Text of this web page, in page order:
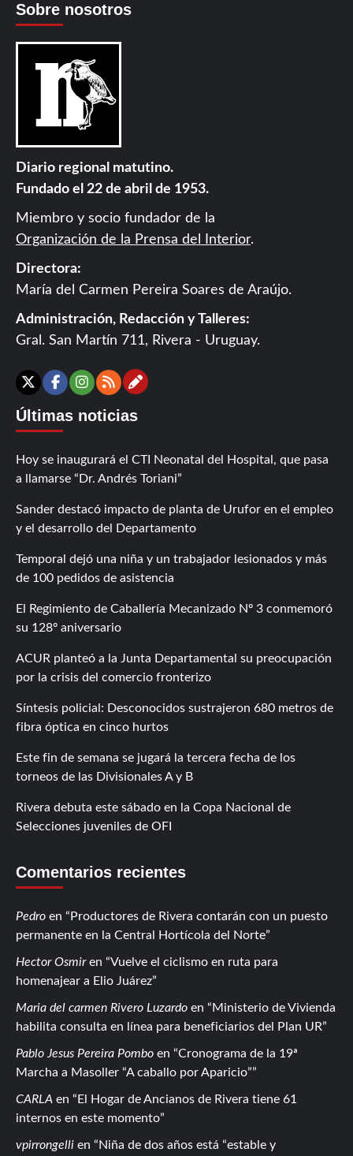
Sobre nosotros
Diario regional matutino.
Fundado el 22 de abril de 1953.
Miembro y socio fundador de la
Organización de la Prensa del Interior.
Directora:
María del Carmen Pereira Soares de Araújo.
Administración, Redacción y Talleres:
Gral. San Martín 711, Rivera - Uruguay.
X Facebook
Instagram
RSSContáctanos
Últimas noticias
Hoy se inaugurará el CTI Neonatal del Hospital, que pasa
a llamarse “Dr. Andrés Toriani”
Sander destacó impacto de planta de Urufor en el empleo
y el desarrollo del Departamento
Temporal dejó una niña y un trabajador lesionados y más
de 100 pedidos de asistencia
El Regimiento de Caballería Mecanizado Nº 3 conmemoró
su 128º aniversario
ACUR planteó a la Junta Departamental su preocupación
por la crisis del comercio fronterizo
Síntesis policial: Desconocidos sustrajeron 680 metros de
fibra óptica en cinco hurtos
Este fin de semana se jugará la tercera fecha de los
torneos de las Divisionales A y B
Rivera debuta este sábado en la Copa Nacional de
Selecciones juveniles de OFI
Comentarios recientes
Pedro en
Productores de Rivera contarán con un puesto
permanente en la Central Hortícola del Norte
Hector Osmiren
Vuelve el ciclismo en ruta para
homenajear a Elio Juárez
Maria del carmen Rivero Luzardo en
Ministerio de Vivienda
habilita consulta en línea para beneficiarios del Plan UR
Pablo Jesus Pereira Pombo en
Cronograma de la 19ª
Marcha a Masoller “A caballo por Aparicio”
CARLA en
El Hogar de Ancianos de Rivera tiene 61
internos en este momento
vpirrongelli en Niña de dos años está “estable y